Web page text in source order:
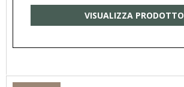
VISUALIZZA PRODOTTO